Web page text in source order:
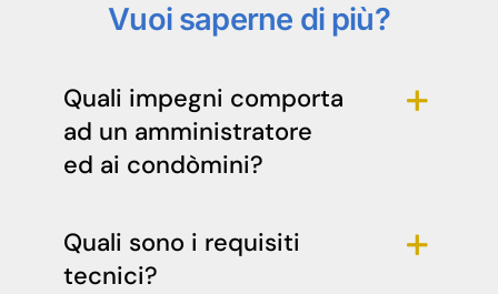
Vuoi saperne di più?
Quali impegni comporta
ad un amministratore
ed ai condòmini?
Quali sono i requisiti
tecnici?